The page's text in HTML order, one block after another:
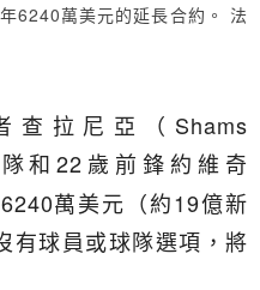
6240萬美元的延長合約。 法
查拉尼亞（Shams
隊和22歲前鋒約維奇
萬美元（約19億新
有球員或球隊選項，將